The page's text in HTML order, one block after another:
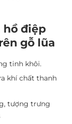
hồ điệp
gỗ lũa
tinh khôi.
khí chất thanh
tượng trưng